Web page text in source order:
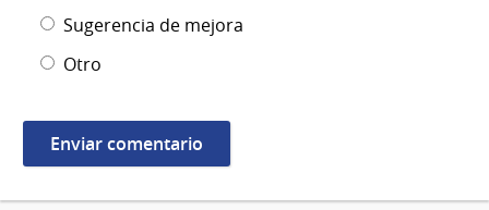
Sugerencia de mejora
Otro